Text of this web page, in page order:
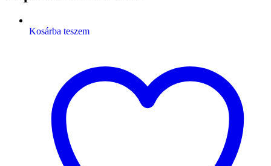
Kosárba teszem